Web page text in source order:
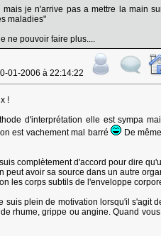
mais je n'arrive pas a mettre la main
maladies"
ne pouvoir faire plus....
01-2006 à 22:14:22
!
d'interprétation elle est sympa
est vachement mal barré
De
complètement d'accord pour dire
peut avoir sa source dans un autre
les corps subtils de l'enveloppe
suis plein de motivation lorsqu'il s'agit
rhume, grippe ou angine. Quand